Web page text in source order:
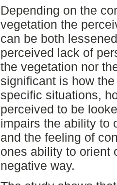
Depending on the
vegetation the
can be both
perceived lack of
the vegetation nor
significant is how
specific situations,
perceived to be
impairs the ability to
and the feeling of
ones ability to orient
negative way.